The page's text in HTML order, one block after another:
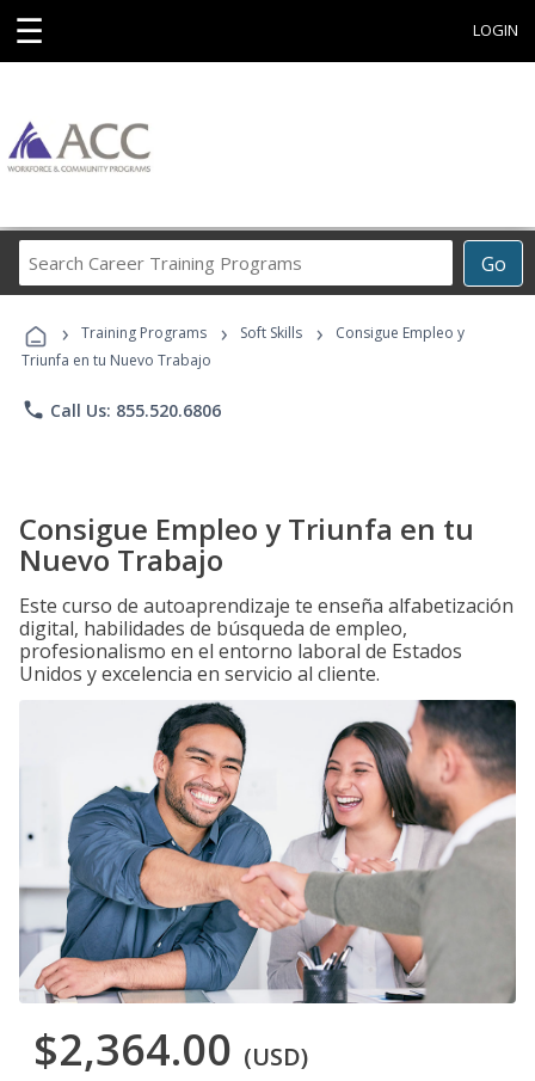
☰ LOGIN
Go
Career
Programs
› Training Programs › Soft Skills ›
Consigue Empleo y
Triunfa en tu Nuevo Trabajo
phone Call Us: 855.520.6806
Consigue Empleo y Triunfa en tu
Nuevo Trabajo
Este curso de autoaprendizaje te enseña alfabetización
digital, habilidades de búsqueda de empleo,
profesionalismo en el entorno laboral de Estados
Unidos y excelencia en servicio al cliente.
$2,364.00 (USD)